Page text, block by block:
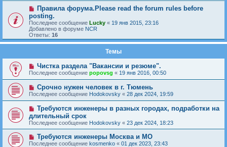
Правила форума.Please read the forum rules before
posting.
Последнее сообщение Lucky « 19 янв 2015, 23:16
Добавлено в форуме NCR
Ответы: 16
Темы
Чистка раздела "Вакансии и резюме".
Последнее сообщение popovsg « 19 янв 2016, 00:50
Срочно нужен человек в г. Тюмень
Последнее сообщение Hodokovsky « 28 дек 2024, 19:59
Требуются инженеры в разных городах, подработки на
длительный срок
Последнее сообщение Hodokovsky « 23 дек 2024, 18:23
Требуются инженеры Москва и МО
Последнее сообщение kosmenko « 01 дек 2023, 23:43